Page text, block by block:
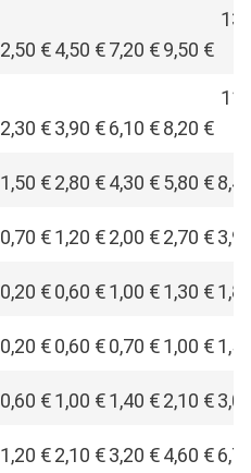
2,50 €4,50 €7,20 €9,50 €
2,30 €3,90 €6,10 €8,20 €
1,50 €2,80 €4,30 €5,80 €
0,70 €1,20 €2,00 €2,70 €
0,20 €0,60 €1,00 €1,30 €
0,20 €0,60 €0,70 €1,00 €
0,60 €1,00 €1,40 €2,10 €
1,20 €2,10 €3,20 €4,60 €